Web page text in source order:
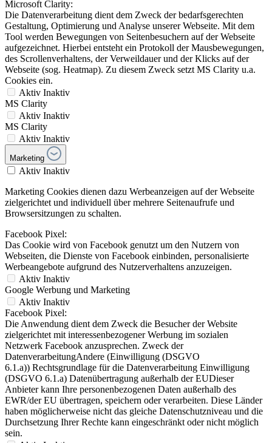
Microsoft Clarity:
Die Datenverarbeitung dient dem Zweck der bedarfsgerechten
Gestaltung, Optimierung und Analyse unserer Webseite. Mit dem
Tool werden Bewegungen von Seitenbesuchern auf der Webseite
aufgezeichnet. Hierbei entsteht ein Protokoll der Mausbewegungen,
des Scrollenverhaltens, der Verweildauer und der Klicks auf der
Webseite (sog. Heatmap). Zu diesem Zweck setzt MS Clarity u.a.
Cookies ein.
Aktiv Inaktiv
MS Clarity
Aktiv Inaktiv
MS Clarity
Aktiv Inaktiv
Marketing
Aktiv Inaktiv
Marketing Cookies dienen dazu Werbeanzeigen auf der Webseite
zielgerichtet und individuell über mehrere Seitenaufrufe und
Browsersitzungen zu schalten.
Facebook Pixel:
Das Cookie wird von Facebook genutzt um den Nutzern von
Webseiten, die Dienste von Facebook einbinden, personalisierte
Werbeangebote aufgrund des Nutzerverhaltens anzuzeigen.
Aktiv Inaktiv
Google Werbung und Marketing
Aktiv Inaktiv
Facebook Pixel:
Die Anwendung dient dem Zweck die Besucher der Website
zielgerichtet mit interessenbezogener Werbung im sozialen
Netzwerk Facebook anzusprechen. Zweck der
DatenverarbeitungAndere (Einwilligung (DSGVO
6.1.a)) Rechtsgrundlage für die Datenverarbeitung Einwilligung
(DSGVO 6.1.a) Datenübertragung außerhalb der EUDieser
Anbieter kann Ihre personenbezogenen Daten außerhalb des
EWR/der EU übertragen, speichern oder verarbeiten. Diese Länder
haben möglicherweise nicht das gleiche Datenschutzniveau und die
Durchsetzung Ihrer Rechte kann eingeschränkt oder nicht möglich
sein.